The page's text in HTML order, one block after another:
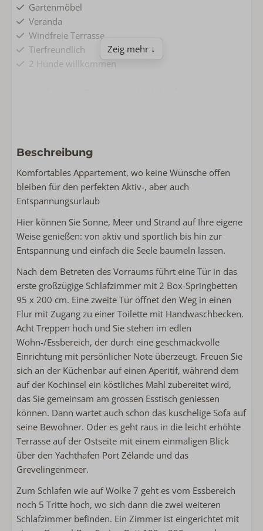
Gartenmöbel
Veranda
Windfreie Terrasse
Tierfreundlich
2 Hunde willkommen
Kostenlose Wlan
Nichtraucher
Wohnen & Kochen
Komplette Küche
Smart TV
Spülmaschine
Kombimicrowelle
Kühlschrank mit Gefrierfach
Nespresso
Wasserkocher
Toaster
Außenbereich
Lounge-Sofa
Sanitär
Handtücher inklusive
Badezimmer im Erdgeschoss
Badewanne
Begehbare Dusche
Föhn
Separate Toilette
Zeig mehr ↓
Beschreibung
Komfortables Appartement, wo keine Wünsche offen
bleiben für den perfekten Aktiv-, aber auch
Entspannungsurlaub
Hier können Sie Sonne, Meer und Strand auf Ihre eigene
Weise genießen: von aktiv und sportlich bis hin zur
Entspannung und einfach die Seele baumeln lassen.
Nach dem Betreten des Vorraums führt eine Tür in das
erste großzügige Schlafzimmer mit 2 Box-Springbetten
95 x 200 cm. Eine zweite Tür öffnet den Weg in einen
Flur mit Zugang zu einer Toilette mit Handwaschbecken.
Acht Treppen hoch und Sie stehen im edlen
Wohn-/Essbereich, der durch eine geschmackvolle
Einrichtung mit persönlicher Note überzeugt. Freuen Sie
sich an der Küchenbar auf einen Aperitif, während dem
auf der Kochinsel ein köstliches Mahl zubereitet wird,
das Sie gemeinsam am grossen Esstisch geniessen
können. Dann wartet auch schon das kuschelige Sofa auf
seine Bewohner. Oder es geht raus in die leicht erhöhte
Terrasse auf der Ostseite mit einem einmaligen Blick
über den Yachthafen Port Zélande und das
Grevelingenmeer.
Zum Schlafen wie auf Wolke 7 geht es vom Essbereich
noch 5 Tritte hoch, wo sich dann die zwei weiteren
Schlafzimmer befinden. Ein Zimmer ist eingerichtet mit